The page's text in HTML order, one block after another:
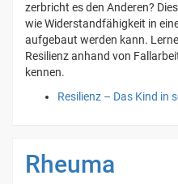
zerbricht es den Anderen?
wie Widerstandfähigkeit in
aufgebaut werden kann.
Resilienz anhand von
kennen.
Resilienz – Das Kind in
Rheuma